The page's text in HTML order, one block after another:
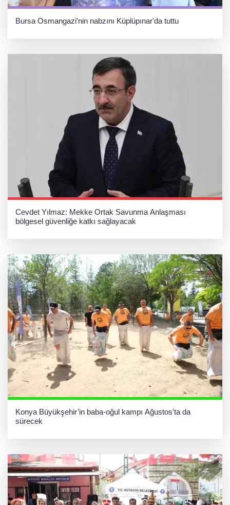
Bursa Osmangazi’nin nabzını Küplüpınar'da tuttu
Cevdet Yılmaz: Mekke Ortak Savunma Anlaşması
bölgesel güvenliğe katkı sağlayacak
Konya Büyükşehir’in baba-oğul kampı Ağustos'ta da
sürecek